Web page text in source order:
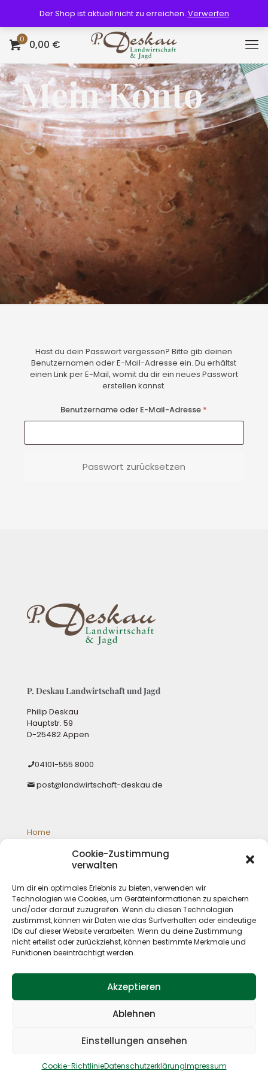
Cookie-Zustimmung
verwalten
Um dir ein optimales Erlebnis zu bieten, verwenden wir
Technologien wie Cookies, um Geräteinformationen zu speichern
und/oder darauf zuzugreifen. Wenn du diesen Technologien
zustimmst, können wir Daten wie das Surfverhalten oder eindeutige
IDs auf dieser Website verarbeiten. Wenn du deine Zustimmung
nicht erteilst oder zurückziehst, können bestimmte Merkmale und
Funktionen beeinträchtigt werden.
Akzeptieren
Ablehnen
Einstellungen ansehen
Cookie-RichtlinieDatenschutzerklärungImpressum
0 0,00 €
Mein Konto
Hast du dein Passwort vergessen? Bitte gib deinen
Benutzernamen oder E-Mail-Adresse ein. Du erhältst
einen Link per E-Mail, womit du dir ein neues Passwort
erstellen kannst.
Benutzername oder E-Mail-Adresse *
Passwort zurücksetzen
P. Deskau Landwirtschaft und Jagd
Philip Deskau
Hauptstr. 59
D-25482 Appen
04101-555 8000
post@landwirtschaft-deskau.de
Home
Impressum
Datenschutz
Reserved. Design by Kristina Wätzel
Der Shop ist aktuell nicht zu erreichen. Verwerfen